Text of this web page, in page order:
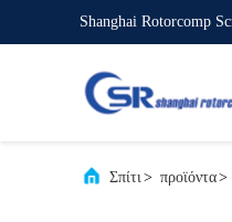
Shanghai Rotorcomp
Σπίτι> προϊόντα>